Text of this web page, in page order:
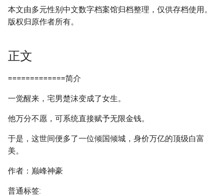
本文由多元性别中文数字档案馆归档整理，仅供存档使用。
版权归原作者所有。
正文
=============简介
一觉醒来，宅男楚沫变成了女生。
他万分不愿，可系统直接赋予无限金钱。
于是，这世间便多了一位倾国倾城，身价万亿的顶级白富
美。
作者：巅峰神豪
普通标签: